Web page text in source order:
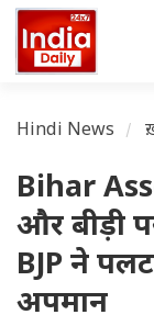
Hindi News
Bihar
और बीड़ी
BJP ने
अपमान